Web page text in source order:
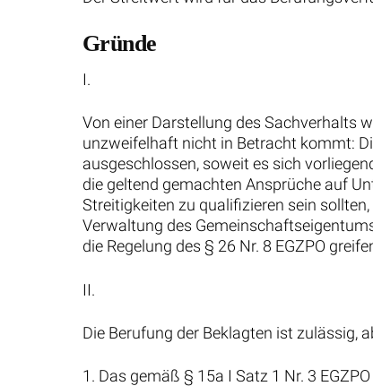
Gründe
I.
Von einer Darstellung des Sachverhalts
unzweifelhaft nicht in Betracht kommt:
ausgeschlossen, soweit es sich
die geltend gemachten Ansprüche auf
Streitigkeiten zu qualifizieren sein
Verwaltung des
die Regelung des § 26 Nr. 8 EGZPO
II.
Die Berufung der Beklagten ist zulässig,
1. Das gemäß § 15a I Satz 1 Nr. 3